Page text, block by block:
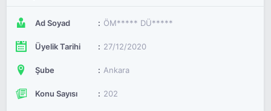
Ad Soyad ÖM***** DÜ*****
Üyelik Tarihi 27/12/2020
Şube Ankara
Konu Sayısı 202